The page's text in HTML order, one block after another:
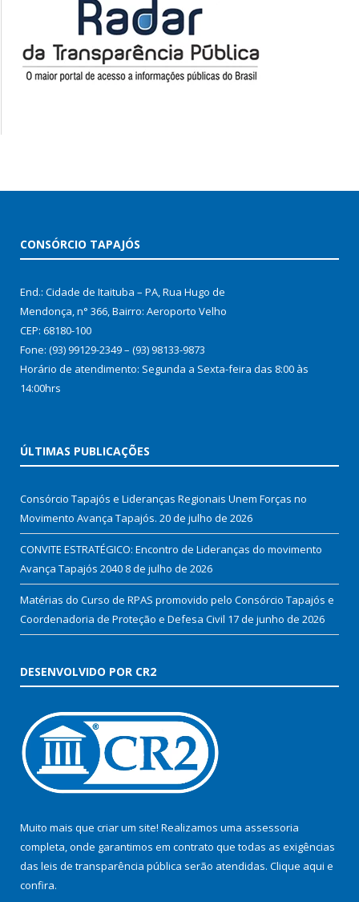
CONSÓRCIO TAPAJÓS
End.: Cidade de Itaituba – PA, Rua Hugo de
Mendonça, n° 366, Bairro: Aeroporto Velho
CEP: 68180-100
Fone: (93) 99129-2349 – (93) 98133-9873
Horário de atendimento: Segunda a Sexta-feira das 8:00 às
14:00hrs
ÚLTIMAS PUBLICAÇÕES
Consórcio Tapajós e Lideranças Regionais Unem Forças no
Movimento Avança Tapajós. 20 de julho de 2026
CONVITE ESTRATÉGICO: Encontro de Lideranças do movimento
Avança Tapajós 2040 8 de julho de 2026
Matérias do Curso de RPAS promovido pelo Consórcio Tapajós e
Coordenadoria de Proteção e Defesa Civil 17 de junho de 2026
DESENVOLVIDO POR CR2
Muito mais que criar um site! Realizamos uma assessoria
completa, onde garantimos em contrato que todas as exigências
das leis de transparência pública serão atendidas. Clique aqui e
confira.